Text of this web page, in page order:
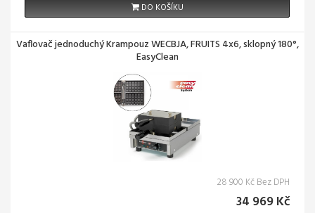
DO KOŠÍKU
Vaflovač jednoduchý Krampouz WECBJA, FRUITS 4x6, sklopný 180°,
EasyClean
28 900 Kč Bez DPH
34 969 Kč